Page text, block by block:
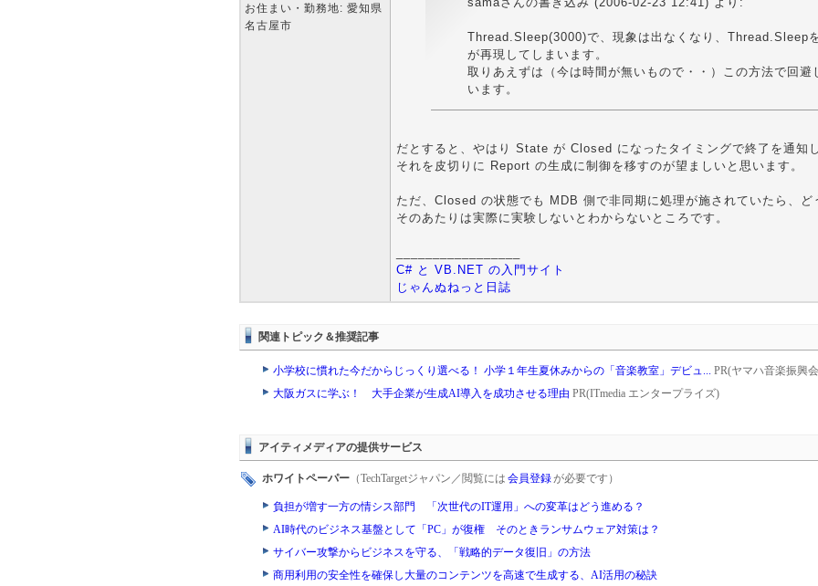
お住まい・勤務地: 愛知県
名古屋市
Thread.Sleep(3000)で、現象は出なくなり、Thread.Sleep
が再現してしまいます。
取りあえずは（今は時間が無いもので・・）この方法で回避
います。
だとすると、やはり State が Closed になったタイミングで終了を通知し
それを皮切りに Report の生成に制御を移すのが望ましいと思います。
ただ、Closed の状態でも MDB 側で非同期に処理が施されていたら、
そのあたりは実際に実験しないとわからないところです。
C# と VB.NET の入門サイト
じゃんぬねっと日誌
関連トピック＆推奨記事
小学校に慣れた今だからじっくり選べる！ 小学１年生夏休みからの「音楽教室」デビュ... PR(ヤマハ音楽振興
大阪ガスに学ぶ！ 大手企業が生成AI導入を成功させる理由 PR(ITmedia エンタープライズ)
アイティメディアの提供サービス
ホワイトペーパー （TechTargetジャパン／閲覧には 会員登録が必要です）
負担が増す一方の情シス部門 「次世代のIT運用」への変革はどう進める？
AI時代のビジネス基盤として「PC」が復権 そのときランサムウェア対策は？
サイバー攻撃からビジネスを守る、「戦略的データ復旧」の方法
商用利用の安全性を確保し大量のコンテンツを高速で生成する、AI活用の秘訣